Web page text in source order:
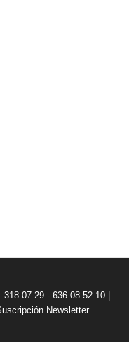
07 29 - 636 08 52 10 |
Newsletter